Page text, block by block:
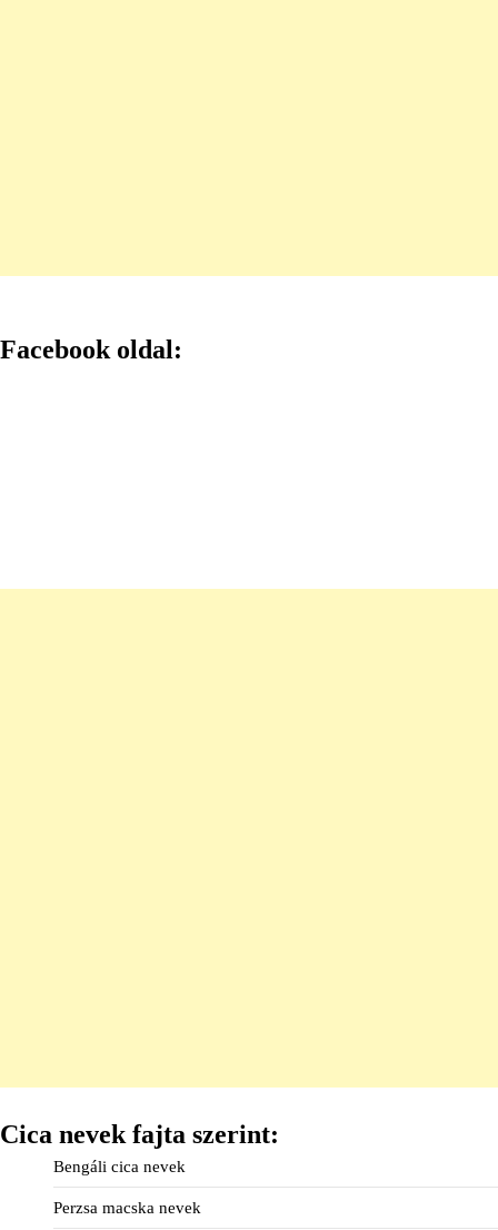
Facebook oldal:
Cica nevek fajta szerint:
Bengáli cica nevek
Perzsa macska nevek